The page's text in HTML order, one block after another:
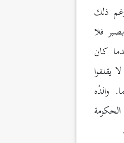
ذلك
فلا
كان
يقلقوا
والدُه